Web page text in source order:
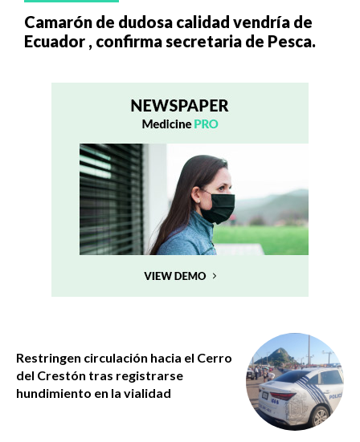
Camarón de dudosa calidad vendría de
Ecuador , confirma secretaria de Pesca.
Restringen circulación hacia el Cerro
del Crestón tras registrarse
hundimiento en la vialidad